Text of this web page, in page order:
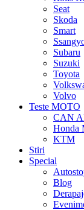
Seat
Skoda
Smart
Subaru
Suzuki
Toyota
Volvo
Teste MOTO
CAN
Honda
KTM
Stiri
Special
Blog